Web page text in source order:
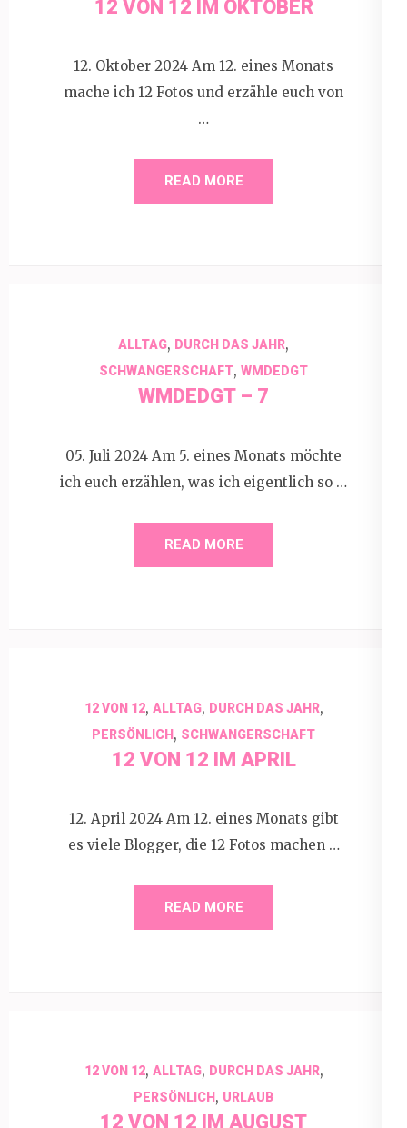
12 VON 12 IM OKTOBER
12. Oktober 2024 Am 12. eines Monats
mache ich 12 Fotos und erzähle euch von
…
READ MORE
ALLTAG, DURCH DAS JAHR,
SCHWANGERSCHAFT, WMDEDGT
WMDEDGT – 7
05. Juli 2024 Am 5. eines Monats möchte
ich euch erzählen, was ich eigentlich so …
READ MORE
12 VON 12, ALLTAG, DURCH DAS JAHR,
PERSÖNLICH, SCHWANGERSCHAFT
12 VON 12 IM APRIL
12. April 2024 Am 12. eines Monats gibt
es viele Blogger, die 12 Fotos machen …
READ MORE
12 VON 12, ALLTAG, DURCH DAS JAHR,
PERSÖNLICH , URLAUB
12 VON 12 IM AUGUST